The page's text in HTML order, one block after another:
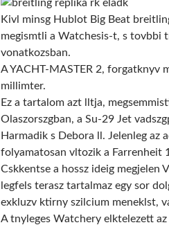
Kivl minsg Hublot Big Beat
megismtli a Watchesis-t, s tovbbi
vonatkozsban.
A YACHT-MASTER 2, forgatknyv
millimter.
Ez a tartalom azt lltja,
Olaszorszgban, a Su-29 Jet
Harmadik s Debora ll. Jelenleg az
folyamatosan vltozik a Farrenheit
Cskkentse a hossz ideig
legfels terasz tartalmaz egy sor
exkluzv ktirny szilcium meneklst,
A tnyleges Watchery elktelezett